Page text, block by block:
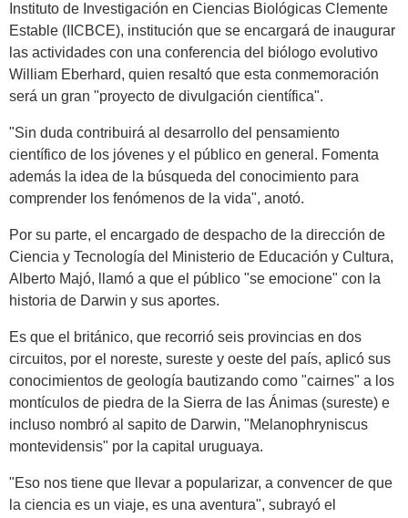
Instituto de Investigación en Ciencias Biológicas Clemente
Estable (IICBCE), institución que se encargará de inaugurar
las actividades con una conferencia del biólogo evolutivo
William Eberhard, quien resaltó que esta conmemoración
será un gran "proyecto de divulgación científica".
"Sin duda contribuirá al desarrollo del pensamiento
científico de los jóvenes y el público en general. Fomenta
además la idea de la búsqueda del conocimiento para
comprender los fenómenos de la vida", anotó.
Por su parte, el encargado de despacho de la dirección de
Ciencia y Tecnología del Ministerio de Educación y Cultura,
Alberto Majó, llamó a que el público "se emocione" con la
historia de Darwin y sus aportes.
Es que el británico, que recorrió seis provincias en dos
circuitos, por el noreste, sureste y oeste del país, aplicó sus
conocimientos de geología bautizando como "cairnes" a los
montículos de piedra de la Sierra de las Ánimas (sureste) e
incluso nombró al sapito de Darwin, "Melanophryniscus
montevidensis" por la capital uruguaya.
"Eso nos tiene que llevar a popularizar, a convencer de que
la ciencia es un viaje, es una aventura", subrayó el